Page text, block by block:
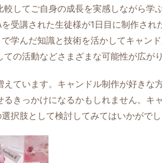
してご自身の成長を実感しながら学
受講された生徒様が1日目に制作され
学んだ知識と技術を活かしてキャン
の活動などさまざまな可能性が広がり
ています。キャンドル制作が好きな
きっかけになるかもしれません。キ
択肢として検討してみてはいかがでし